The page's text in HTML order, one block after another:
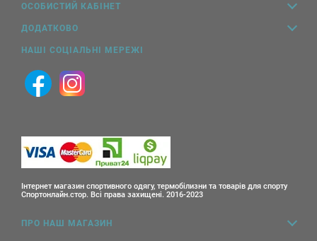
ОСОБИСТИЙ КАБІНЕТ
ДОДАТКОВО
НАШІ СОЦІАЛЬНІ МЕРЕЖІ
Інтернет магазин спортивного одягу, термобілизни та товарів для спорту
Спортонлайн.стор. Всі права захищені. 2016-2023
ПРО НАШ МАГАЗИН